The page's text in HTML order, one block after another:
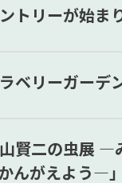
トリーが始ま
ベリーガーデ
山賢二の虫展 ―
んがえよう―